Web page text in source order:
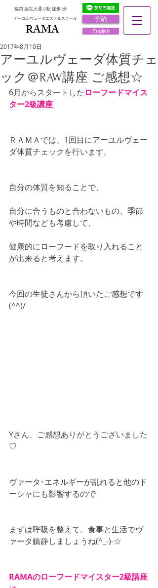
予約
福岡 薬院大通り駅 徒歩2分
アーユルヴェーダエステ＆スクール
RAMA English
アーユルヴェーダ体質チェ
ック＠RAW講座 ご感想☆
2017年8月10日
6月からスタートした ローフードマイス
ター2級講座
ＲＡＭＡでは、1回目にアーユルヴェー
ダ体質チェックを行います。
自分の体質を知ることで、
自分に合うものと合わないもの、季節
や時間なども考慮して、
健康的にローフードを取り入れること
が出来ると考えます。
今回の生徒さんから頂いたご感想です
(^^)/
Yさん、ご感想ありがとうございました
♡
ヴァータ･エネルギーが乱れると他のド
ーシャにも影響するので
まずは呼吸を整えて、食事と生活でヴ
ァータ鎮静しましょうね(^_-)-☆
RAMAのローフードマイスター2級講座